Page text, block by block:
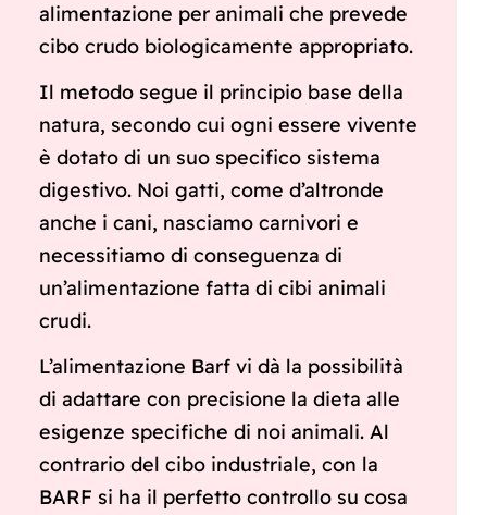
alimentazione per animali che prevede
cibo crudo biologicamente appropriato.
Il metodo segue il principio base della
natura, secondo cui ogni essere vivente
è dotato di un suo specifico sistema
digestivo. Noi gatti, come d’altronde
anche i cani, nasciamo carnivori e
necessitiamo di conseguenza di
un’alimentazione fatta di cibi animali
crudi.
L’alimentazione Barf vi dà la possibilità
di adattare con precisione la dieta alle
esigenze specifiche di noi animali. Al
contrario del cibo industriale, con la
BARF si ha il perfetto controllo su cosa